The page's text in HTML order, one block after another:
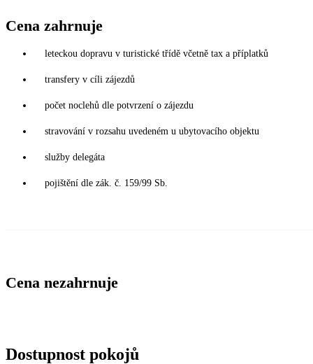
Cena zahrnuje
leteckou dopravu v turistické třídě včetně tax a příplatků
transfery v cíli zájezdů
počet noclehů dle potvrzení o zájezdu
stravování v rozsahu uvedeném u ubytovacího objektu
služby delegáta
pojištění dle zák. č. 159/99 Sb.
Cena nezahrnuje
Dostupnost pokojů